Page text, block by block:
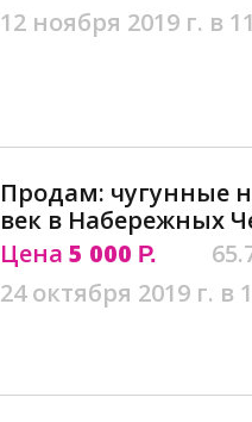
12 ноября 2019 г. в
Продам: чугунные
век в Набережных
Цена 5 000 Р.
24 октября 2019 г. в